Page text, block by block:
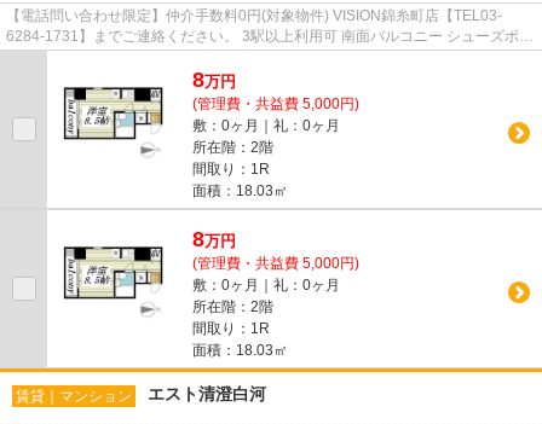
【電話問い合わせ限定】仲介手数料0円(対象物件) VISION錦糸町店【TEL03-
6284-1731】までご連絡ください。 3駅以上利用可 南面バルコニー シューズボッ
クス フローリング オートロック
8万円
(管理費・共益費 5,000円)
敷：0ヶ月｜礼：0ヶ月
所在階：2階
間取り：1R
面積：18.03㎡
8万円
(管理費・共益費 5,000円)
敷：0ヶ月｜礼：0ヶ月
所在階：2階
間取り：1R
面積：18.03㎡
賃貸｜マンション エスト清澄白河